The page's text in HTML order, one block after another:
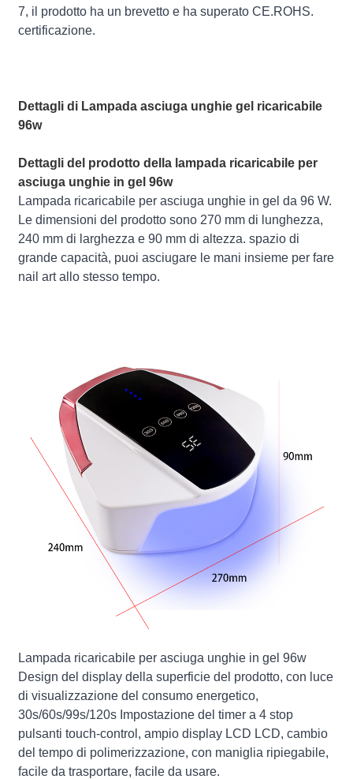
7, il prodotto ha un brevetto e ha superato CE.ROHS.
certificazione.
Dettagli di Lampada asciuga unghie gel ricaricabile
96w
Dettagli del prodotto della lampada ricaricabile per
asciuga unghie in gel 96w
Lampada ricaricabile per asciuga unghie in gel da 96 W.
Le dimensioni del prodotto sono 270 mm di lunghezza,
240 mm di larghezza e 90 mm di altezza. spazio di
grande capacità, puoi asciugare le mani insieme per fare
nail art allo stesso tempo.
Lampada ricaricabile per asciuga unghie in gel 96w
Design del display della superficie del prodotto, con luce
di visualizzazione del consumo energetico,
30s/60s/99s/120s Impostazione del timer a 4 stop
pulsanti touch-control, ampio display LCD LCD, cambio
del tempo di polimerizzazione, con maniglia ripiegabile,
facile da trasportare, facile da usare.